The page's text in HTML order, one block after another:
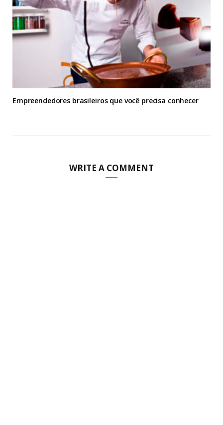
Empreendedores brasileiros que você precisa conhecer
WRITE A COMMENT